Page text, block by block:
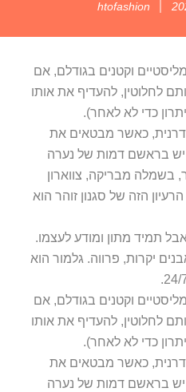
htofashion
וקטנים בגודלם, אם
לחלוטין, להעדיף את אותו
כדי לא לאחר).
כאשר מבטאים את
יש בראשם דמות של נערה
בשמלה מבריקה, צווארון
הזה של סגנון זוהר הוא
תמיד מתון ומודע לעצמו.
יקרות, פרווה. גלמור הוא
וקטנים בגודלם, אם
לחלוטין, להעדיף את אותו
כדי לא לאחר).
כאשר מבטאים את
יש בראשם דמות של נערה